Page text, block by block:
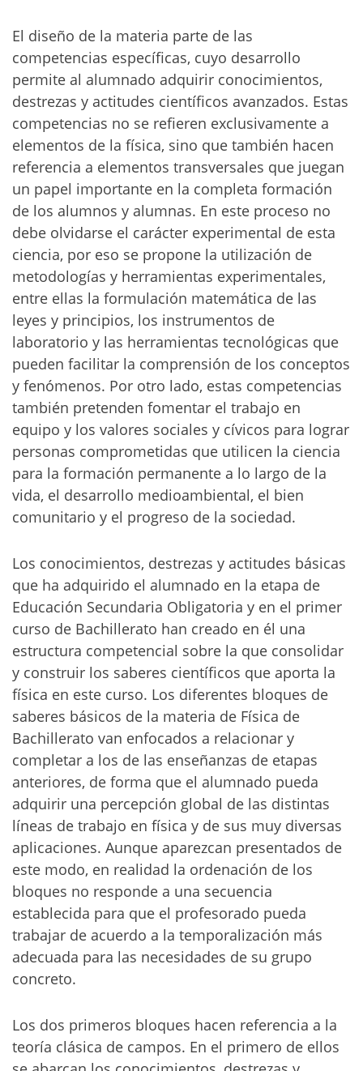
El diseño de la materia parte de las
competencias específicas, cuyo desarrollo
permite al alumnado adquirir conocimientos,
destrezas y actitudes científicos avanzados. Estas
competencias no se refieren exclusivamente a
elementos de la física, sino que también hacen
referencia a elementos transversales que juegan
un papel importante en la completa formación
de los alumnos y alumnas. En este proceso no
debe olvidarse el carácter experimental de esta
ciencia, por eso se propone la utilización de
metodologías y herramientas experimentales,
entre ellas la formulación matemática de las
leyes y principios, los instrumentos de
laboratorio y las herramientas tecnológicas que
pueden facilitar la comprensión de los conceptos
y fenómenos. Por otro lado, estas competencias
también pretenden fomentar el trabajo en
equipo y los valores sociales y cívicos para lograr
personas comprometidas que utilicen la ciencia
para la formación permanente a lo largo de la
vida, el desarrollo medioambiental, el bien
comunitario y el progreso de la sociedad.
Los conocimientos, destrezas y actitudes básicas
que ha adquirido el alumnado en la etapa de
Educación Secundaria Obligatoria y en el primer
curso de Bachillerato han creado en él una
estructura competencial sobre la que consolidar
y construir los saberes científicos que aporta la
física en este curso. Los diferentes bloques de
saberes básicos de la materia de Física de
Bachillerato van enfocados a relacionar y
completar a los de las enseñanzas de etapas
anteriores, de forma que el alumnado pueda
adquirir una percepción global de las distintas
líneas de trabajo en física y de sus muy diversas
aplicaciones. Aunque aparezcan presentados de
este modo, en realidad la ordenación de los
bloques no responde a una secuencia
establecida para que el profesorado pueda
trabajar de acuerdo a la temporalización más
adecuada para las necesidades de su grupo
concreto.
Los dos primeros bloques hacen referencia a la
teoría clásica de campos. En el primero de ellos